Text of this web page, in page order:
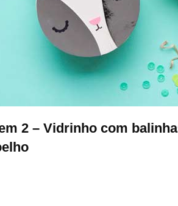
2 – Vidrinho com